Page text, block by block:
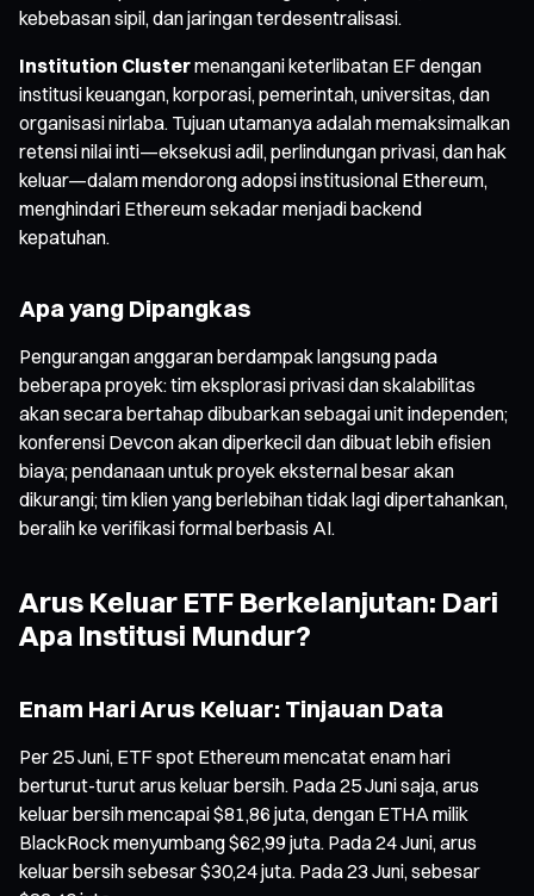
kebebasan sipil, dan jaringan terdesentralisasi.
Institution Clustermenangani keterlibatan EF dengan
institusi keuangan, korporasi, pemerintah, universitas, dan
organisasi nirlaba. Tujuan utamanya adalah memaksimalkan
retensi nilai inti—eksekusi adil, perlindungan privasi, dan hak
keluar—dalam mendorong adopsi institusional Ethereum,
menghindari Ethereum sekadar menjadi backend
kepatuhan.
Apa yang Dipangkas
Pengurangan anggaran berdampak langsung pada
beberapa proyek: tim eksplorasi privasi dan skalabilitas
akan secara bertahap dibubarkan sebagai unit independen;
konferensi Devcon akan diperkecil dan dibuat lebih efisien
biaya; pendanaan untuk proyek eksternal besar akan
dikurangi; tim klien yang berlebihan tidak lagi dipertahankan,
beralih ke verifikasi formal berbasis AI.
Arus Keluar ETF Berkelanjutan: Dari
Apa Institusi Mundur?
Enam Hari Arus Keluar: Tinjauan Data
Per 25 Juni, ETF spot Ethereum mencatat enam hari
berturut-turut arus keluar bersih. Pada 25 Juni saja, arus
keluar bersih mencapai $81,86 juta, dengan ETHA milik
BlackRock menyumbang $62,99 juta. Pada 24 Juni, arus
keluar bersih sebesar $30,24 juta. Pada 23 Juni, sebesar